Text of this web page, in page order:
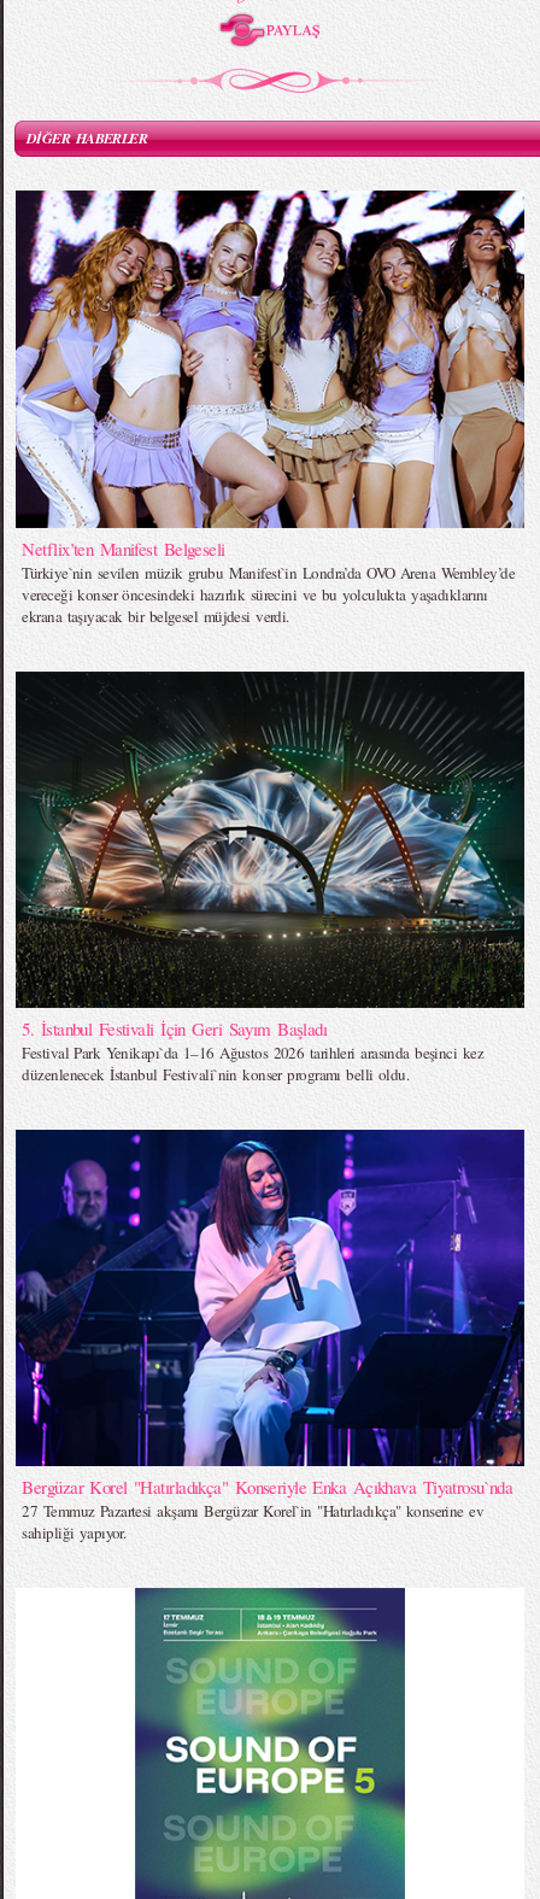
DİĞER HABERLER
Netflix’ten Manifest Belgeseli
Türkiye`nin sevilen müzik grubu Manifest`in Londra’da OVO Arena Wembley’de
vereceği konser öncesindeki hazırlık sürecini ve bu yolculukta yaşadıklarını
ekrana taşıyacak bir belgesel müjdesi verdi.
5. İstanbul Festivali İçin Geri Sayım Başladı
Festival Park Yenikapı`da 1–16 Ağustos 2026 tarihleri arasında beşinci kez
düzenlenecek İstanbul Festivali`nin konser programı belli oldu.
Bergüzar Korel "Hatırladıkça" Konseriyle Enka Açıkhava Tiyatrosu`nda
27 Temmuz Pazartesi akşamı Bergüzar Korel`in "Hatırladıkça" konserine ev
sahipliği yapıyor.